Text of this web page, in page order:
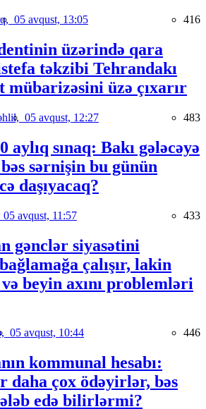
05 avqust, 13:05 416
üzərində qara
təkzibi Tehrandakı
mübarizəsini üzə çıxarır
05 avqust, 12:27 483
aylıq sınaq: Bakı gələcəyə
sərnişin bu günün
daşıyacaq?
05 avqust, 11:57 433
gənclər siyasətini
çalışır, lakin
beyin axını problemləri
05 avqust, 10:44 446
kommunal hesabı:
daha çox ödəyirlər, bəs
edə bilirlərmi?